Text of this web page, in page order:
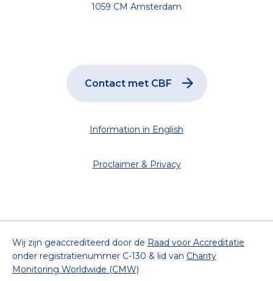
1059 CM Amsterdam
Contact met CBF
Information in English
Proclaimer & Privacy
Wij zijn geaccrediteerd door de Raad voor Accreditatie
onder registratienummer C-130 & lid van Charity
Monitoring Worldwide (CMW)